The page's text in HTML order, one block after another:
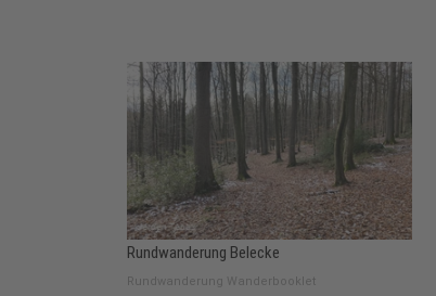
Rundwanderung Belecke
Rundwanderung Wanderbooklet